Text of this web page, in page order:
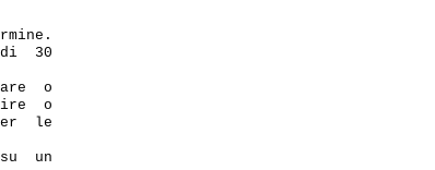
di  30
o
o
le
un